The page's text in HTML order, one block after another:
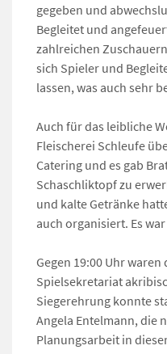
gegeben und
Begleitet und
zahlreichen
sich Spieler und
lassen, was auch sehr
Auch für das leibliche
Fleischerei Schleufe
Catering und es gab
Schaschliktopf zu
und kalte Getränke
auch organisiert. Es
Gegen 19:00 Uhr
Spielsekretariat
Siegerehrung konnte
Angela Entelmann, die
Planungsarbeit in